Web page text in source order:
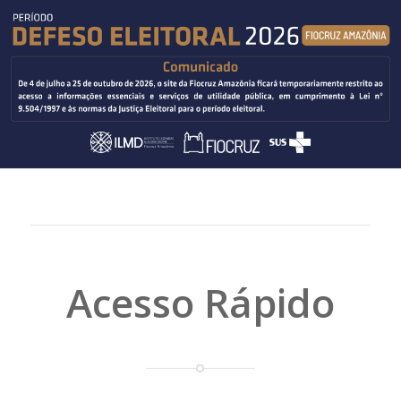
Acesso Rápido